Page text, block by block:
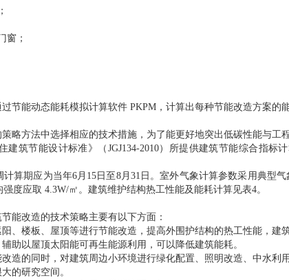
窗；
节能动态能耗模拟计算软件 PKPM，计算出每种节能改造方案
略方法中选择相应的技术措施，为了能更好地突出低碳性能与工
建筑节能设计标准》（JGJ134-2010）所提供建筑节能综合指
算期应为当年6月15日至8月31日。室外气象计算参数采用典
度应取 4.3W/㎡。建筑维护结构热工性能及能耗计算见表4。
能改造的技术策略主要有以下方面：
、楼板、屋顶等进行节能改造，提高外围护结构的热工性能，建
助以屋顶太阳能可再生能源利用，可以降低建筑能耗。
造的同时，对建筑周边小环境进行绿化配置、照明改造、中水
的研究空间。